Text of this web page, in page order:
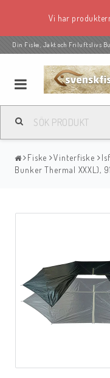
Vi har
Din Fiske, Jakt och Friluftslivs
Fiske Vinterfiske
Bunker Thermal XXXL),